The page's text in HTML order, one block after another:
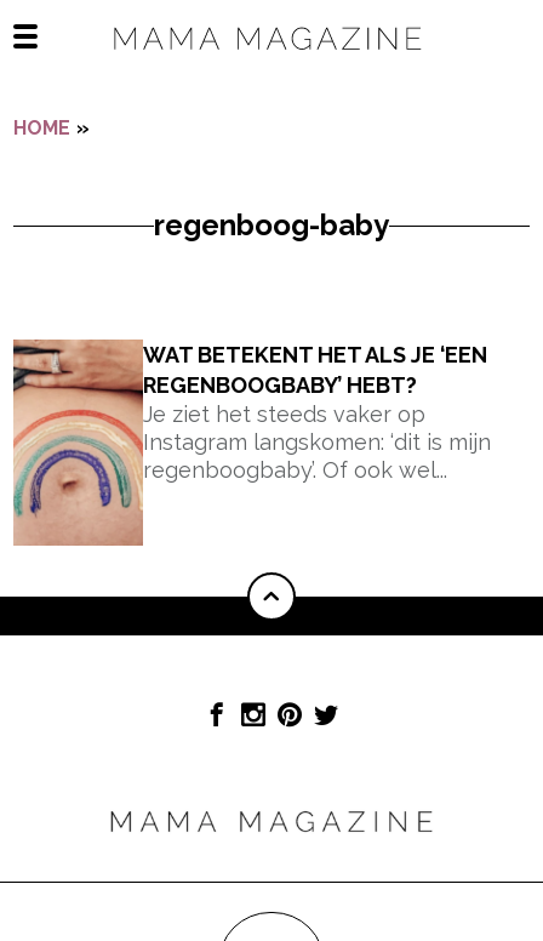
Open het mobiele menu
HOME »
regenboog-baby
WAT BETEKENT HET ALS JE ‘EEN
REGENBOOGBABY’ HEBT?
Je ziet het steeds vaker op
Instagram langskomen: ‘dit is mijn
regenboogbaby’. Of ook wel...